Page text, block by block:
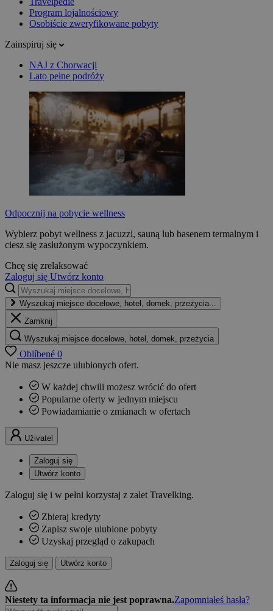
Program lojalnościowy
Osobiście zweryfikowane pobyty
Zainspiruj się
NAJ z Chorwacji
Lato pełne podróży
Odpocznij na pobycie wellness
Wybierz pobyt wellness z jacuzzi, sauną lub basenem termalnym i
ciesz się zasłużonym wypoczynkiem.
Chcę się zrelaksować
Zaloguj się Utwórz konto
Wyszukaj miejsce docelowe, hotel, domek, przeżycia...
Zamknij
Wyszukaj miejsce docelowe, hotel, domek, przeżycia
Oblíbené 0
Nie masz jeszcze ulubionych ofert.
W każdej chwili możesz wrócić do ofert
Popularne oferty w jednym miejscu
Powiadamianie o zmianach w ofertach
Uživatel
Zaloguj się
Utwórz konto
Zaloguj się i w pełni korzystaj z zalet Travelking.
Zbieraj kredyty
Zapisz swoje ulubione pobyty
Uzyskaj przegląd o zakupach
Zaloguj się Utwórz konto
Niestety ta informacja nie jest poprawna.Zapomniałeś hasła?